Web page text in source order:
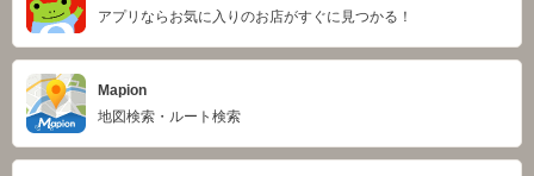
アプリならお気に入りのお店がすぐに見つかる！
Mapion
地図検索・ルート検索